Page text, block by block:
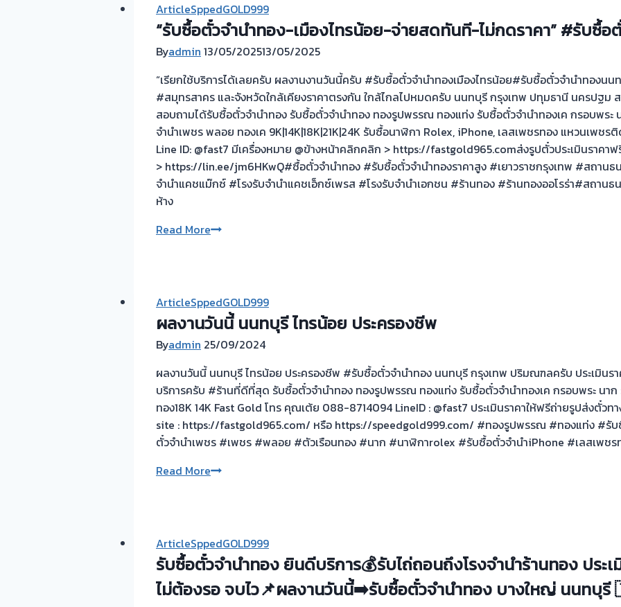
ArticleSppedGOLD999
“รับซื้อตั๋วจำนำทอง-เมืองไทรน้อย-จ่ายสดทันที-ไม่กดราคา” #รับซื้อ
Byadmin 13/05/202513/05/2025
“เรียกใช้บริการได้เลยครับ ผลงานงานวันนี้ครับ #รับซื้อตั๋วจำนำทองเมืองไทรน้อย#รับซื้อตั๋วจำนำทอง
#สมุทรสาคร และจังหวัดใกล้เคียงราคาตรงกัน ใกล้ไกลไปหมดครับ นนทบุรี กรุงเทพ ปทุมธานี นครปฐ
สอบถามได้รับซื้อตั๋วจำนำทอง รับซื้อตั๋วจำนำทอง ทองรูปพรรณ ทองแท่ง รับซื้อตั๋วจำนำทองเค กรอบพระ
จำนำเพชร พลอย ทองเค 9K|14K|18K|21K|24K รับซื้อนาฬิกา Rolex, iPhone, เลสเพชรทอง แหวนเพช
Line ID: @fast7 มีเครื่องหมาย @ข้างหน้าคลิกคลิก > https://fastgold965.comส่งรูปตั๋วประเมินราคาฟ
> https://lin.ee/jm6HKwQ#ซื้อตั๋วจำนำทอง #รับซื้อตั๋วจำนำทองราคาสูง #เยาวราชกรุงเทพ #สถานธ
จำนำแคชแม๊กซ์ #โรงรับจำนำแคชเอ็กซ์เพรส #โรงรับจำนำเอกชน #ร้านทอง #ร้านทองออโรร่า#สถานธ
ห้าง
Read More“รับ
ทอง-
เมือง
ไทรน้อย-
จ่าย
สด
ทันที-
ไม่
กด
ราคา”
ซื้อ
ArticleSppedGOLD999
ผลงานวันนี้ นนทบุรี ไทรน้อย ประครองชีพ
Byadmin 25/09/2024
ผลงานวันนี้ นนทบุรี ไทรน้อย ประครองชีพ #รับซื้อตั๋วจำนำทอง นนทบุรี กรุงเทพ ปริมณฑลครับ ประเมินร
บริการครับ #ร้านที่ดีที่สุด รับซื้อตั๋วจำนำทอง ทองรูปพรรณ ทองแท่ง รับซื้อตั๋วจำนำทองเค กรอบพระ นา
ทอง18K 14K Fast Gold โทร คุณเต้ย 088-8714094 LineID : @fast7 ประเมินราคาให้ฟรีถ่ายรูปส่งตั๋ว
site : https://fastgold965.com/ หรือ https://speedgold999.com/ #ทองรูปพรรณ #ทองแท่ง #รับ
ตั๋วจำนำเพชร #เพชร #พลอย #ตัวเรือนทอง #นาก #นาฬิกาrolex #รับซื้อตั๋วจำนำiPhone #เลสเพชร
Read Moreผล
นนทบุรี
ไทรน้อย
ประ
ครอง
ArticleSppedGOLD999
รับซื้อตั๋วจำนำทอง ยินดีบริการ💰รับไถ่ถอนถึงโรงจำนำร้านทอง ปร
ไม่ต้องรอ จบไว📌ผลงานวันนี้➡️รับซื้อตั๋วจำนำทอง บางใหญ่ นนทบุ